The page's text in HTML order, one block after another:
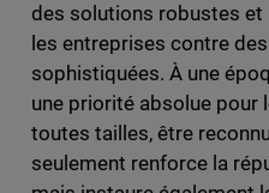
des solutions robustes
les entreprises contre
sophistiquées. À une
une priorité absolue pour
toutes tailles, être
seulement renforce la